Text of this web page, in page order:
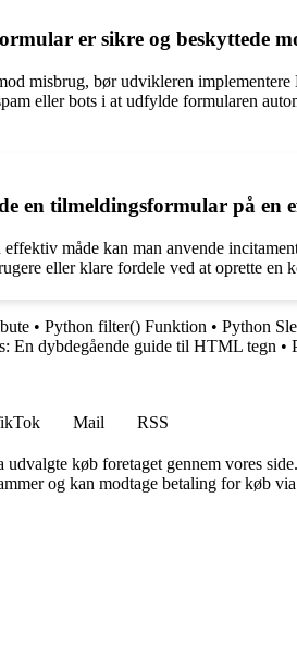
er sikre og beskyttede
misbrug, bør udvikleren
eller bots i at udfylde formularen
en tilmeldingsformular på en
måde kan man anvende
eller klare fordele ved at oprette
• Python filter() Funktion • Python
En dybdegående guide til HTML tegn •
Mail
RSS
køb foretaget gennem vores side.
og kan modtage betaling for køb